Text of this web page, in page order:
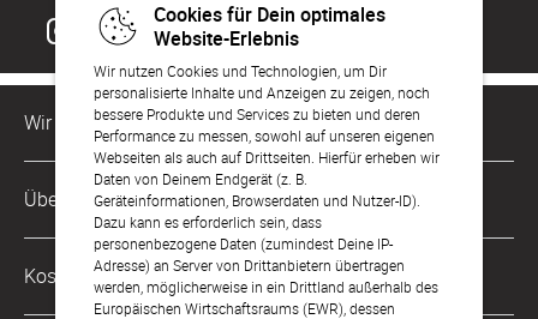
Cookies für Dein optimales
Website-Erlebnis
Wir nutzen Cookies und Technologien, um Dir
personalisierte Inhalte und Anzeigen zu zeigen, noch
bessere Produkte und Services zu bieten und deren
Performance zu messen, sowohl auf unseren eigenen
Webseiten als auch auf Drittseiten. Hierfür erheben wir
Daten von Deinem Endgerät (z. B.
Geräteinformationen, Browserdaten und Nutzer-ID).
Dazu kann es erforderlich sein, dass
personenbezogene Daten (zumindest Deine IP-
Adresse) an Server von Drittanbietern übertragen
werden, möglicherweise in ein Drittland außerhalb des
Europäischen Wirtschaftsraums (EWR), dessen
Wir sind für Dich da
Kundenservice-Hotline
0221 956 725 10
Mo. - Fr. von 9 bis 17 Uhr
kontakt@sendmoments.de
Über Uns
Philosophie
Karriere
Kostenlose Services